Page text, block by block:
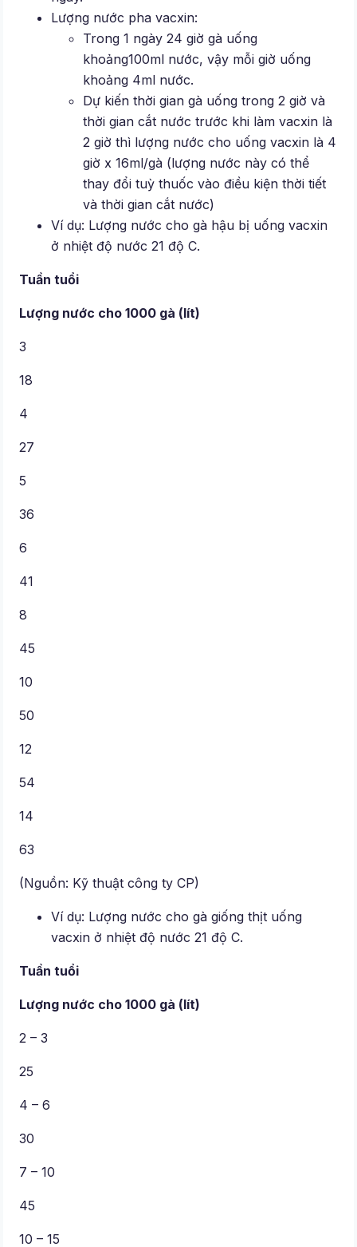
Lượng nước pha vacxin:
Trong 1 ngày 24 giờ gà uống
khoảng100ml nước, vậy mỗi giờ uống
khoảng 4ml nước.
Dự kiến thời gian gà uống trong 2 giờ và
thời gian cắt nước trước khi làm vacxin là
2 giờ thì lượng nước cho uống vacxin là 4
giờ x 16ml/gà (lượng nước này có thể
thay đổi tuỳ thuốc vào điều kiện thời tiết
và thời gian cắt nước)
Ví dụ: Lượng nước cho gà hậu bị uống vacxin
ở nhiệt độ nước 21 độ C.
Tuần tuổi
Lượng nước cho 1000 gà (lít)
3
18
4
27
5
36
6
41
8
45
10
50
12
54
14
63
(Nguồn: Kỹ thuật công ty CP)
Ví dụ: Lượng nước cho gà giống thịt uống
vacxin ở nhiệt độ nước 21 độ C.
Tuần tuổi
Lượng nước cho 1000 gà (lít)
2 – 3
25
4 – 6
30
7 – 10
45
10 – 15